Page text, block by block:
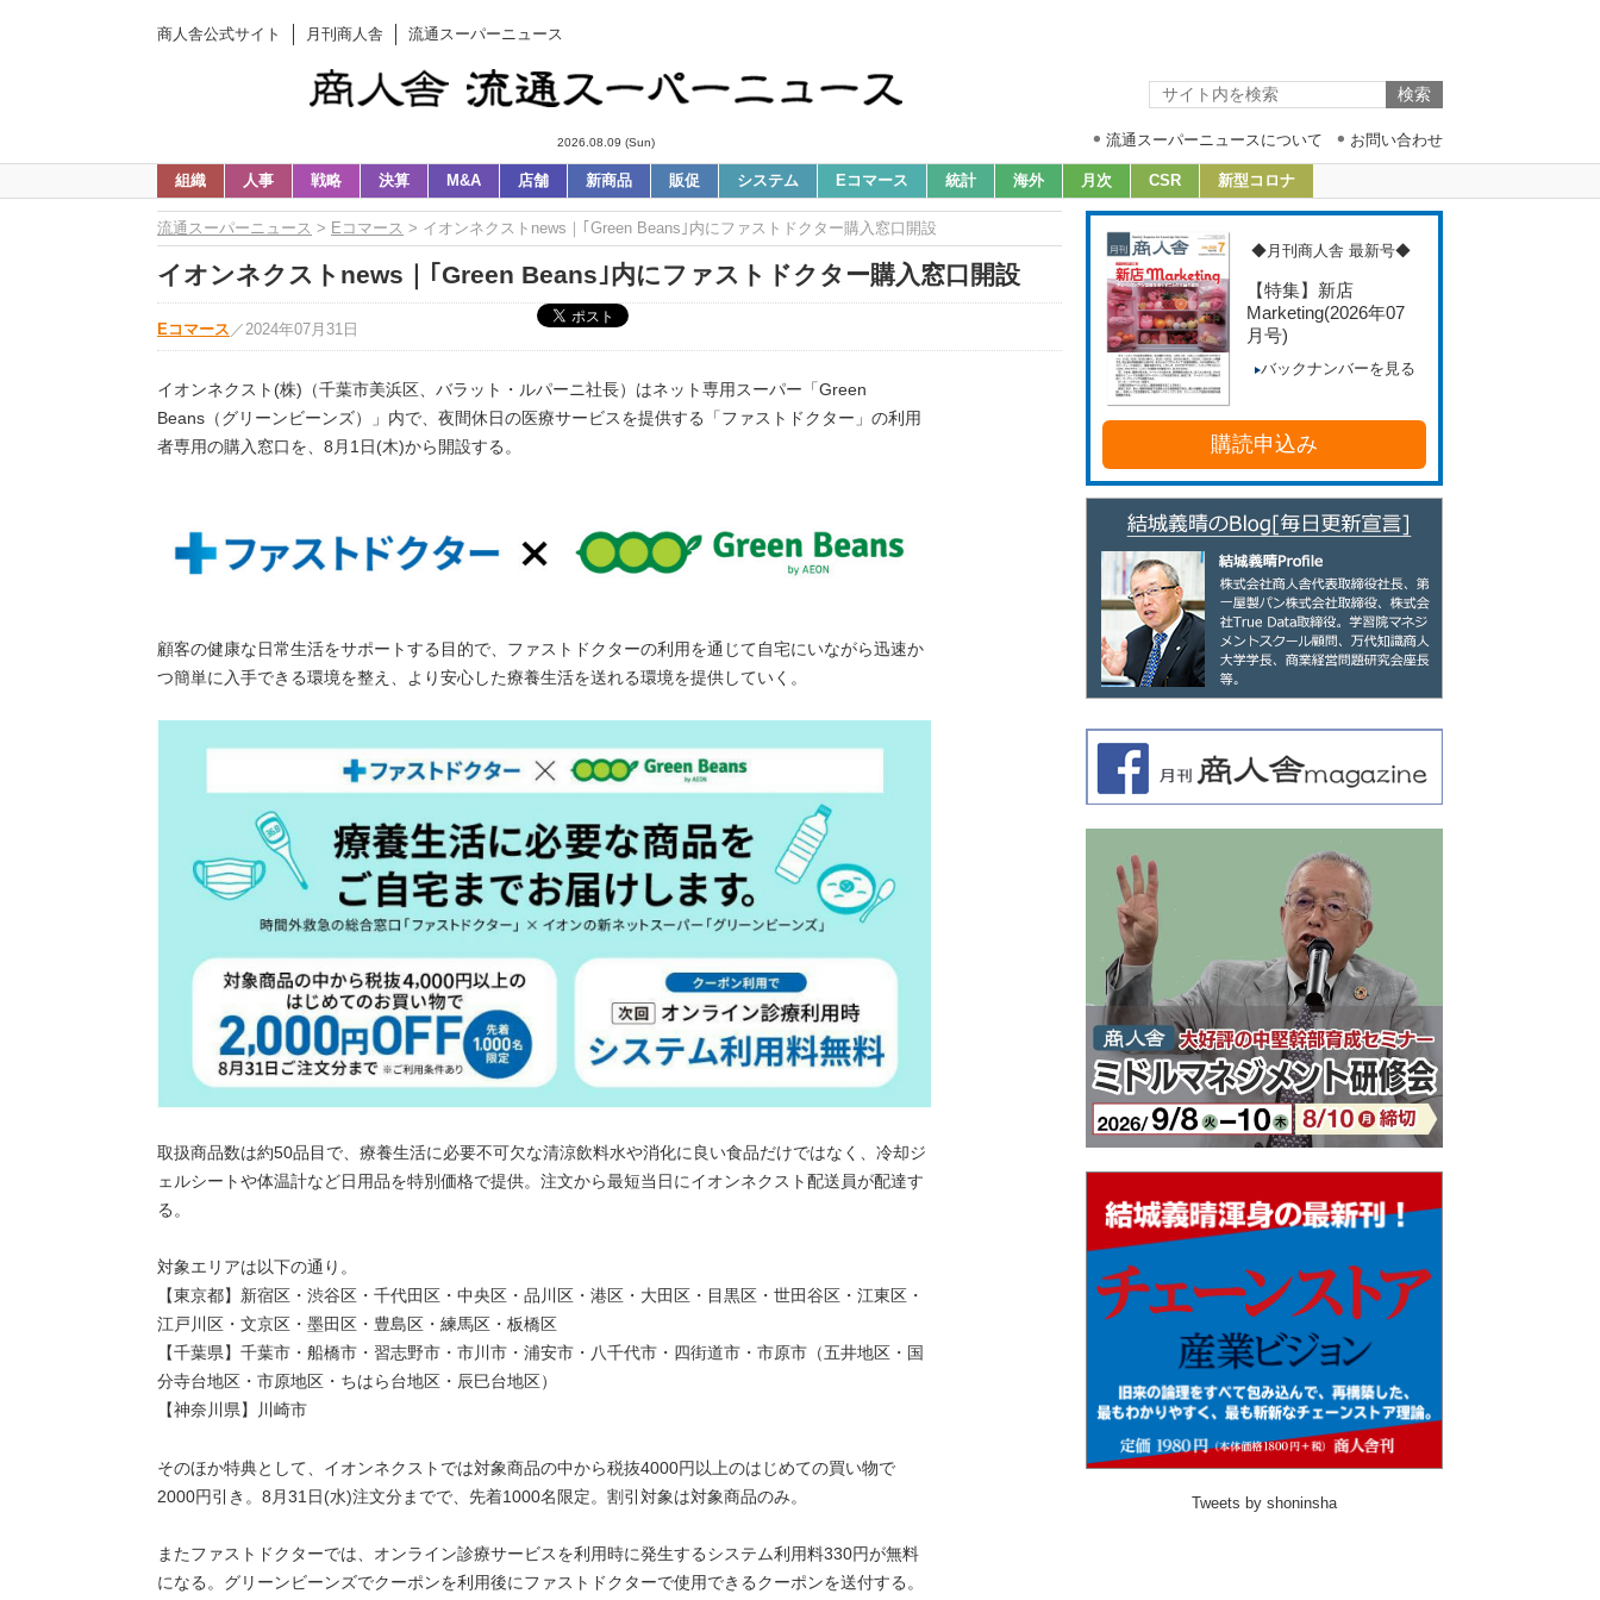
商人舎公式サイト 月刊商人舎 流通スーパーニュース
2026.08.09 (Sun) 流通スーパーニュースについて お問い合わせ
組織 人事 戦略 決算 M&A 店舗 新商品 販促 システム Eコマース 統計 海外 月次 CSR 新型コロナ
流通スーパーニュース > Eコマース > イオンネクストnews｜｢Green Beans｣内にファストドクター購入窓口開設
イオンネクストnews｜｢Green Beans｣内にファストドクター購入窓口開設
Eコマース ／ 2024年07月31日
イオンネクスト(株)（千葉市美浜区、バラット・ルパーニ社長）はネット専用スーパー「Green
Beans（グリーンビーンズ）」内で、夜間休日の医療サービスを提供する「ファストドクター」の利用
者専用の購入窓口を、8月1日(木)から開設する。
顧客の健康な日常生活をサポートする目的で、ファストドクターの利用を通じて自宅にいながら迅速か
つ簡単に入手できる環境を整え、より安心した療養生活を送れる環境を提供していく。
取扱商品数は約50品目で、療養生活に必要不可欠な清涼飲料水や消化に良い食品だけではなく、冷却ジ
ェルシートや体温計など日用品を特別価格で提供。注文から最短当日にイオンネクスト配送員が配達す
る。
対象エリアは以下の通り。
【東京都】新宿区・渋谷区・千代田区・中央区・品川区・港区・大田区・目黒区・世田谷区・江東区・
江戸川区・文京区・墨田区・豊島区・練馬区・板橋区
【千葉県】千葉市・船橋市・習志野市・市川市・浦安市・八千代市・四街道市・市原市（五井地区・国
分寺台地区・市原地区・ちはら台地区・辰巳台地区）
【神奈川県】川崎市
そのほか特典として、イオンネクストでは対象商品の中から税抜4000円以上のはじめての買い物で
2000円引き。8月31日(水)注文分までで、先着1000名限定。割引対象は対象商品のみ。
またファストドクターでは、オンライン診療サービスを利用時に発生するシステム利用料330円が無料
になる。グリーンビーンズでクーポンを利用後にファストドクターで使用できるクーポンを送付する。
◆月刊商人舎 最新号◆
【特集】新店
Marketing(2026年07
月号)
バックナンバーを見る
購読申込み
Tweets by shoninsha